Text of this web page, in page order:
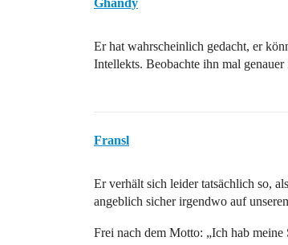
Ghandy
Er hat wahrscheinlich gedacht, er
Intellekts. Beobachte ihn mal
Fransl
Er verhält sich leider tatsächlich so,
angeblich sicher irgendwo auf
Frei nach dem Motto: „Ich hab